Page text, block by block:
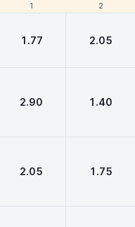
1 2
1 2
1.77 2.05
2.90 1.40
2.05 1.75